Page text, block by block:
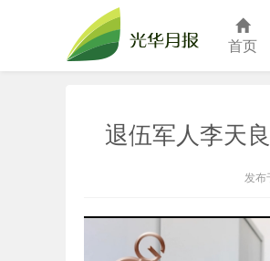
光华月报
首页
退伍军人李天
发